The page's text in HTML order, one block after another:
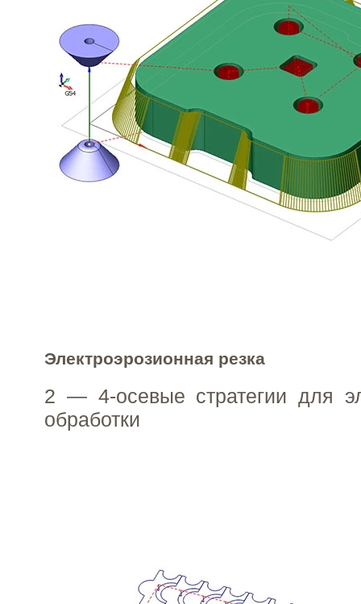
Электроэрозионная резка
2 — 4-осевые стратегии для
обработки